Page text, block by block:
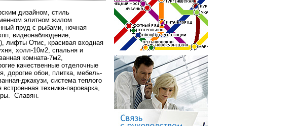
дизайном, стиль
элитном жилом
пруд с рыбами, ночная
видеонаблюдение,
лифты Отис, красивая входная
холл-10м2, спальня и
комната-7м2,
качественные отделочные
дорогие обои, плитка, мебель-
джакузи, система теплого
техника-пароварка,
Славян.